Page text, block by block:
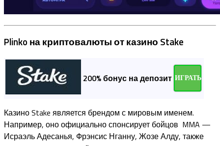
Plinko на криптовалюты от казино Stake
200% бонус на депозит ИГРАТЬ
Казино Stake является брендом с мировым именем.
Например, оно официально спонсирует бойцов MMA —
Исраэль Адесанья, Фрэнсис Нганну, Жозе Алду, также